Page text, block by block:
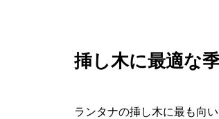
挿し木に最適な
ランタナの挿し木に最も向